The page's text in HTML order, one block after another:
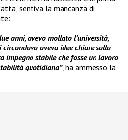
sentiva la mancanza di
anni, avevo mollato l’università,
circondava aveva idee chiare sulla
impegno stabile che fosse un lavoro
quotidiana”, ha ammesso la